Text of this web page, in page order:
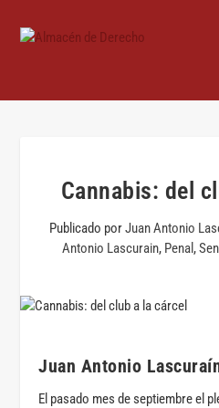
Cannabis: del
Publicado porJuan Antonio
Antonio Lascurain, Penal ,
Juan Antonio
El pasado mes de septiembre el